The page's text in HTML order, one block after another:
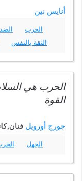
أنايس نين
الحرب الضد
الثقة بالنفس
الحرب هي
القوة
جورج أورويل فنان,كاتب
الجهل